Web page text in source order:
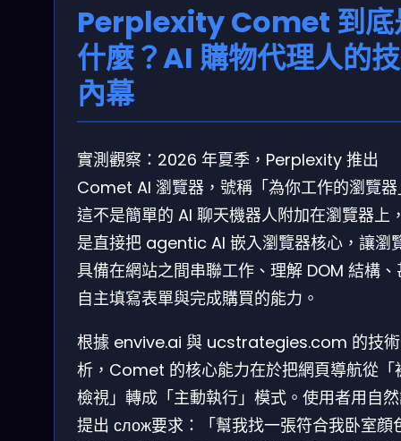
Perplexity Comet 到底
什麼？AI 購物代理人的
內幕
實測觀察：2026 年夏季，Perplexity 推出
Comet AI 瀏覽器，號稱「為你工作的瀏覽
這不是簡單的 AI 聊天機器人附加在瀏覽器上
是直接把 agentic AI 嵌入瀏覽器核心，讓瀏
具備在網站之間串聯工作、理解 DOM 結構
自主填寫表單與完成購買的能力。
根據 envive.ai 與 ucstrategies.com 的技
析，Comet 的核心能力在於把網頁導航從「
檢視」轉成「主動執行」模式。使用者用自
提出 слож要求：「幫我找一張符合我卧室顔